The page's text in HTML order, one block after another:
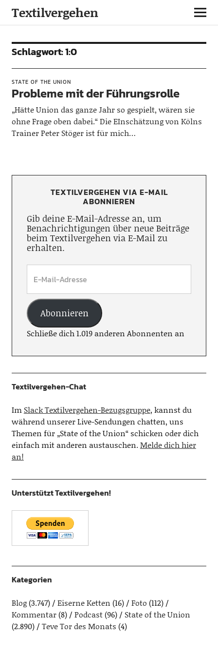
Textilvergehen
Schlagwort:1:0
STATE OF THE UNION
Probleme mit der Führungsrolle
„Hätte Union das ganze Jahr so gespielt, wären sie
ohne Frage oben dabei.“ Die EInschätzung von Kölns
Trainer Peter Stöger ist für mich…
TEXTILVERGEHEN VIA E-MAIL
ABONNIEREN
Gib deine E-Mail-Adresse an, um
Benachrichtigungen über neue Beiträge
beim Textilvergehen via E-Mail zu
erhalten.
Abonnieren
Schließe dich 1.019 anderen Abonnenten an
Textilvergehen-Chat
Im Slack Textilvergehen-Bezugsgruppe, kannst du
während unserer Live-Sendungen chatten, uns
Themen für „State of the Union“ schicken oder dich
einfach mit anderen austauschen.Melde dich hier
an!
Unterstützt Textilvergehen!
Kategorien
Blog(3.747) Eiserne Ketten (16) Foto (112)
Kommentar(8) Podcast(96)
State of the Union
(2.890)
Teve Tor des Monats (4)